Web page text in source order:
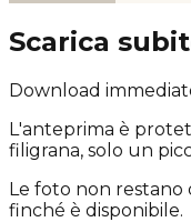
Scarica
Download
L'anteprima è
filigrana, solo un
Le foto non restano
finché è disponibile.